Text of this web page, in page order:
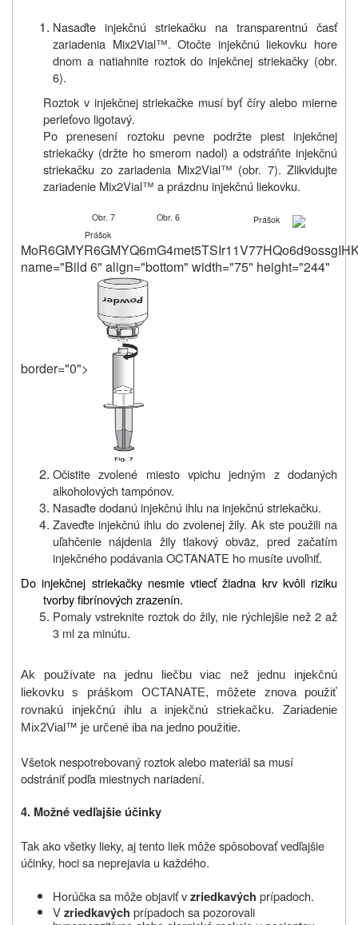
Nasaďte injekčnú striekačku
na transparentnú časť
zariadenia Mix2Vial™. Otočte injekčnú liekovku hore
dnom a natiahnite roztok do injekčnej striekačky (obr.
6).
Roztok v injekčnej striekačke musí byť číry alebo mierne
perleťovo ligotavý.
Po prenesení roztoku pevne podržte piest injekčnej
striekačky (držte ho smerom nadol) a odstráňte injekčnú
striekačku zo zariadenia Mix2Vial™ (obr. 7). Zlikvidujte
zariadenie Mix2Vial™ a prázdnu injekčnú liekovku.
Obr. 7 Obr. 6
Prášok
Prášok
name="Bild 6" align="bottom" width="75" height="244"
border="0">
Očistite zvolené miesto vpichu jedným z dodaných
alkoholových tampónov.
Nasaďtedodanú injekčnú ihlu nainjekčnú striekačku.
Zaveďte injekčnú ihlu do zvolenej žily. Ak ste použili na
uľahčenie nájdenia žily tlakový obväz, pred začatím
injekčného podávania OCTANATE ho musíte uvoľniť.
Do injekčnej striekačky nesmie vtiecť žiadna krv kvôli riziku
tvorby fibrínových zrazenín.
Pomaly vstreknite roztok do žily, nie rýchlejšie než 2 až
3 ml za minútu.
Ak používate na jednu liečbu viac než jednu injekčnú
liekovku s práškom OCTANATE, môžete znova použiť
rovnakú injekčnú ihlu a injekčnú striekačku. Zariadenie
Mix2Vial™ je určené iba na jedno použitie.
Všetok nespotrebovaný roztok alebo materiál sa musí
odstrániť podľa miestnych nariadení.
4. Možné vedľajšie účinky
Tak ako všetky lieky, aj tento liek môže spôsobovať vedľajšie
účinky, hoci sa neprejavia u každého.
Horúčka sa môže objaviť vzriedkavých prípadoch.
Vzriedkavých prípadoch sa pozorovali